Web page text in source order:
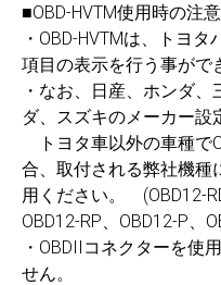
■OBD-HVTM使用時の注
・OBD-HVTMは、トヨ
項目の表示を行う事がで
・なお、日産、ホンダ
ダ、スズキのメーカー設
トヨタ車以外の車種で
合、取付される弊社機種
用ください。 (OBD12-
OBD12-RP、OBD12-P、
・OBDIIコネクターを使
せん。